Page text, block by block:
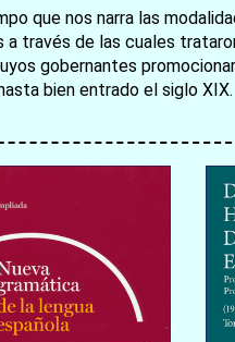
que nos narra las
a través de las cuales
gobernantes
bien entrado el siglo XIX.